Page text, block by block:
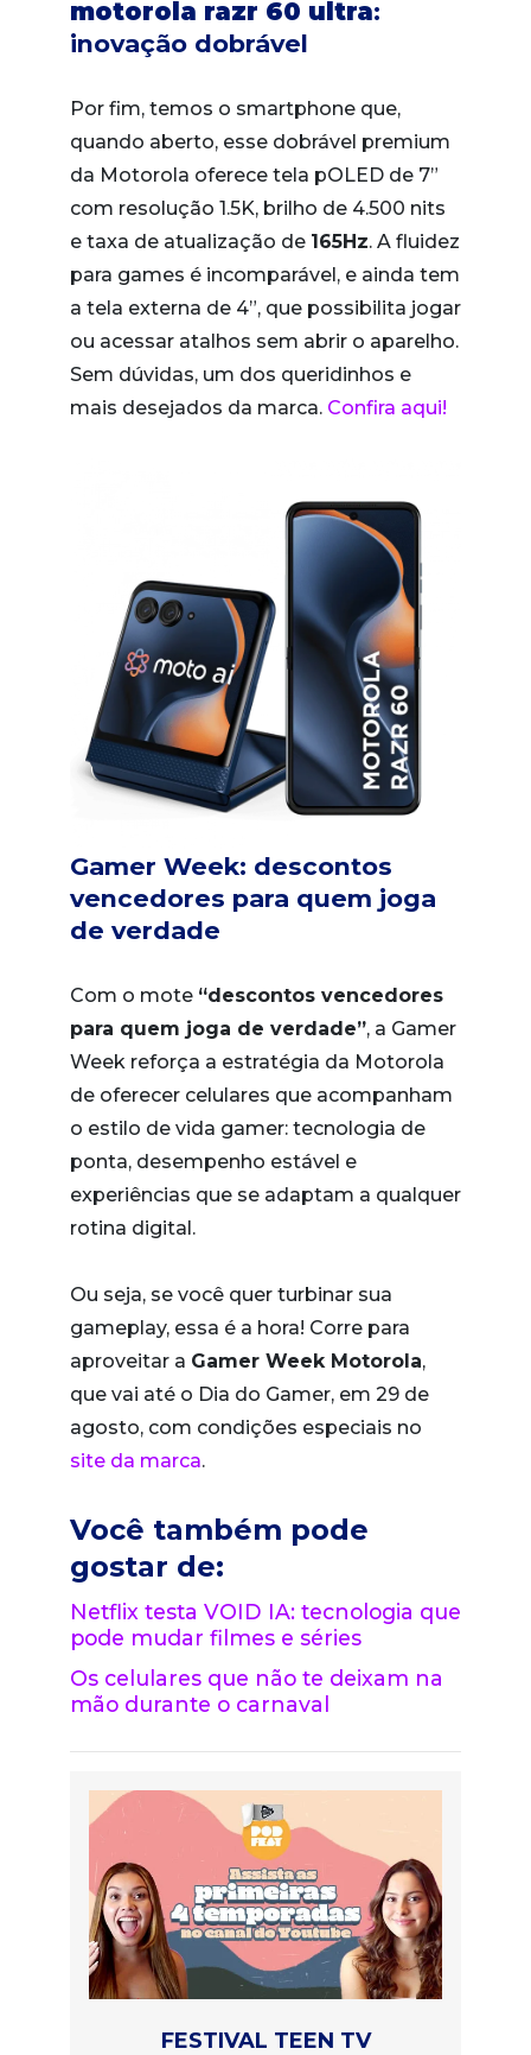
motorola razr 60 ultra:
inovação dobrável
Por fim, temos o smartphone que,
quando aberto, esse dobrável premium
da Motorola oferece tela pOLED de 7”
com resolução 1.5K, brilho de 4.500 nits
e taxa de atualização de 165Hz. A fluidez
para games é incomparável, e ainda tem
a tela externa de 4”, que possibilita jogar
ou acessar atalhos sem abrir o aparelho.
Sem dúvidas, um dos queridinhos e
mais desejados da marca. Confira aqui!
Gamer Week: descontos
vencedores para quem joga
de verdade
Com o mote “descontos vencedores
para quem joga de verdade”, a Gamer
Week reforça a estratégia da Motorola
de oferecer celulares que acompanham
o estilo de vida gamer: tecnologia de
ponta, desempenho estável e
experiências que se adaptam a qualquer
rotina digital.
Ou seja, se você quer turbinar sua
gameplay, essa é a hora! Corre para
aproveitar a Gamer Week Motorola,
que vai até o Dia do Gamer, em 29 de
agosto, com condições especiais no
site da marca.
Você também pode
gostar de:
Netflix testa VOID IA: tecnologia que
pode mudar filmes e séries
Os celulares que não te deixam na
mão durante o carnaval
FESTIVAL TEEN TV